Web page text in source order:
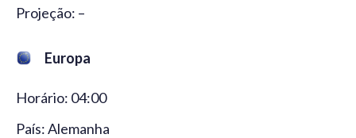
Projeção: –
Europa
Horário: 04:00
País: Alemanha